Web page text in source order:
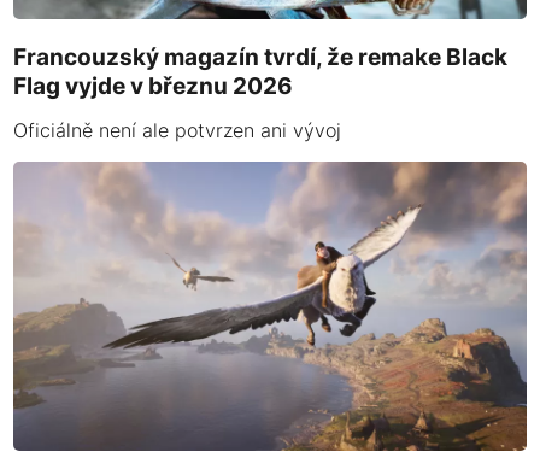
Francouzský magazín tvrdí, že remake Black
Flag vyjde v březnu 2026
Oficiálně není ale potvrzen ani vývoj